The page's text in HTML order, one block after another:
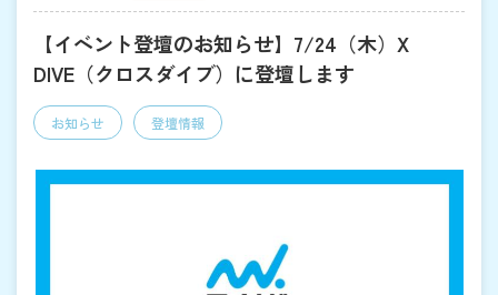
【イベント登壇のお知らせ】7/24（木）X
DIVE（クロスダイブ）に登壇します
お知らせ 登壇情報